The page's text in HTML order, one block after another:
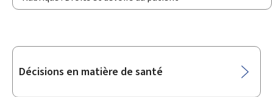
Sous-
Décisions en matière de santé